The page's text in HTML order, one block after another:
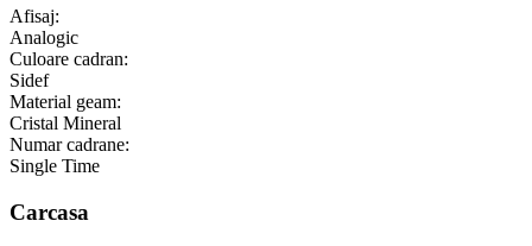
Afisaj:
Analogic
Culoare cadran:
Sidef
Material geam:
Cristal Mineral
Numar cadrane:
Single Time
Carcasa